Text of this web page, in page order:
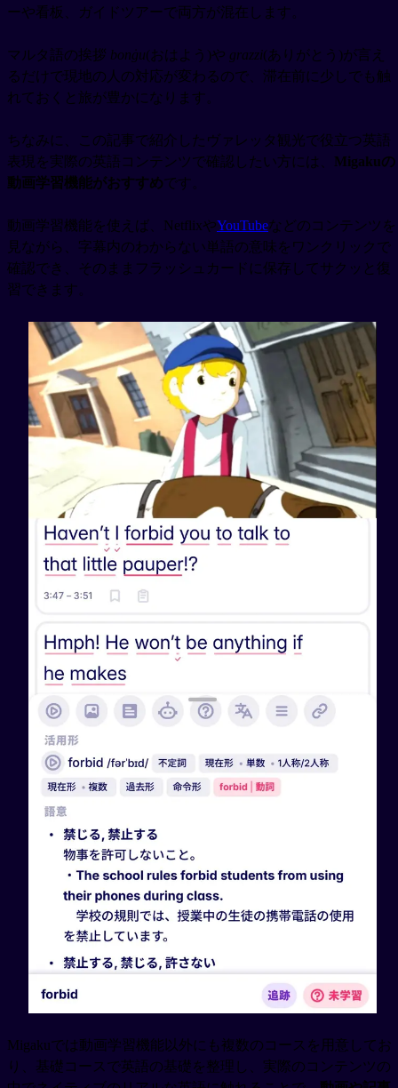
ーや看板、ガイドツアーで両方が混在します。
マルタ語の挨拶 bonġu(おはよう)や grazzi(ありがとう)が言え
るだけで現地の人の対応が変わるので、滞在前に少しでも触
れておくと旅が豊かになります。
ちなみに、この記事で紹介したヴァレッタ観光で役立つ英語
表現を実際の英語コンテンツで確認したい方には、 Migakuの
動画学習機能がおすすめです。
動画学習機能を使えば、NetflixやYouTubeなどのコンテンツを
見ながら、字幕内のわからない単語の意味をワンクリックで
確認でき、そのままフラッシュカードに保存してサクッと復
習できます。
Migakuでは動画学習機能以外にも複数のコースを用意してお
り、基礎コースで英語の基礎を整理し、実際のコンテンツの